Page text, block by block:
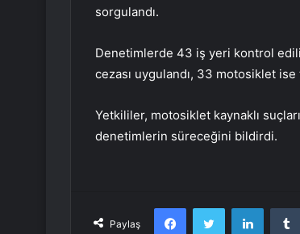
sorgulandı.
Denetimlerde 43 iş yeri kontrol
cezası uygulandı, 33 motosiklet
Yetkililer, motosiklet kaynaklı
denetimlerin süreceğini bildirdi.
Paylaş
FacebookTwitter